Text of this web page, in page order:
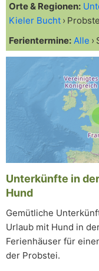
Orte & Regionen:
Kieler Bucht
Ferientermine: Alle
Unterkünfte in
Hund
Gemütliche
Urlaub mit Hund in
Ferienhäuser für
der Probstei.